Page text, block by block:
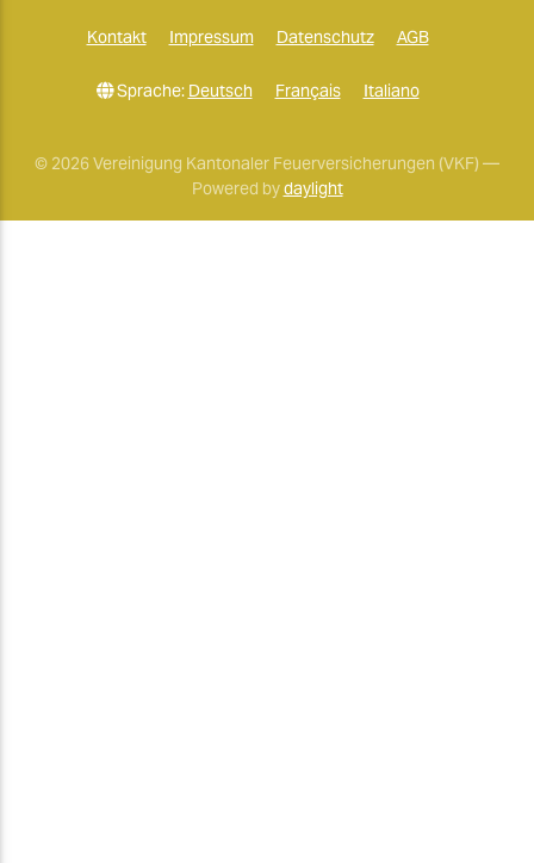
Kontakt Impressum Datenschutz AGB
Sprache: Deutsch Français Italiano
© 2026 Vereinigung Kantonaler Feuerversicherungen (VKF) —
Powered bydaylight